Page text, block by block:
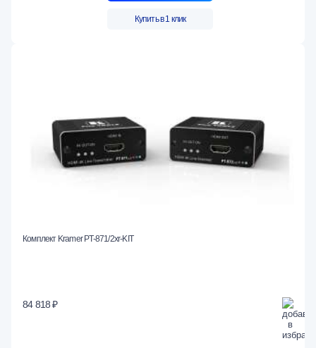
Купить в 1 клик
Комплект Kramer PT-871/2xr-KIT
84 818 ₽